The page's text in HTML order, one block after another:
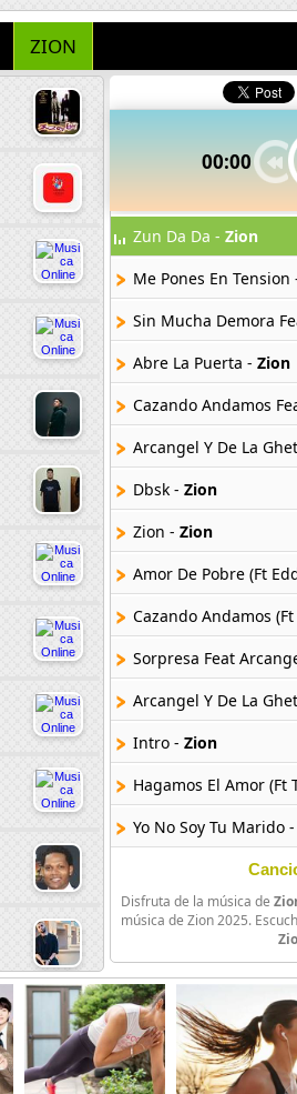
ZION
00:00
Zun Da Da - Zion
Me Pones En Tension
Sin Mucha Demora
Abre La Puerta - Zion
Cazando Andamos
Arcangel Y De La
Dbsk - Zion
Zion - Zion
Amor De Pobre (Ft
Cazando Andamos
Sorpresa Feat
Arcangel Y De La
Intro - Zion
Hagamos El Amor (Ft
Yo No Soy Tu Marido -
Ft Akon The Way
Mi Factoria Feat
Ft De La Ghetto Your
Your Body Remix
Aniel Tu Y Yo Solos -
Disfruta de la música de
música de Zion 2025.